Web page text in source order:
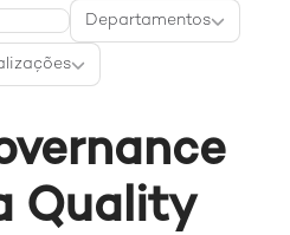
Departamentos
Localizações
Quality